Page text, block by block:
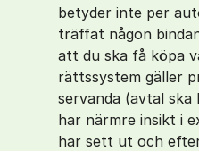
betyder inte per
träffat någon
att du ska få köpa
rättssystem gäller
servanda (avtal ska
har närmre insikt i
har sett ut och